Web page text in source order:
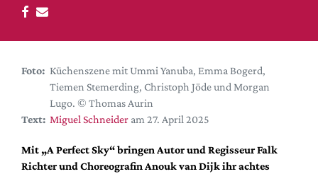
DdB-map
Kalender
Festival-Planer
Hefte
Alle Hefte
Leseproben
Foto: Küchenszene mit Ummi Yanuba, Emma Bogerd,
Tiemen Stemerding, Christoph Jöde und Morgan
Lugo. © Thomas Aurin
Text: Miguel Schneider am 27. April 2025
Mit „A Perfect Sky“ bringen Autor und Regisseur Falk
Richter und Choreografin Anouk van Dijk ihr achtes